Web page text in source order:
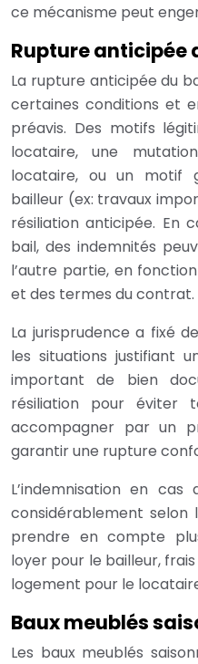
ce mécanisme peut
Rupture anticipée
La rupture anticipée du
certaines conditions et
préavis. Des motifs
locataire, une
locataire, ou un motif
bailleur (ex: travaux
résiliation anticipée. En
bail, des indemnités
l’autre partie, en
et des termes du contrat.
La jurisprudence a fixé
les situations justifiant
important de bien
résiliation pour
accompagner par un
garantir une rupture
L’indemnisation en
considérablement selon
prendre en compte
loyer pour le bailleur,
logement pour le
Baux meublés
Les baux meublés